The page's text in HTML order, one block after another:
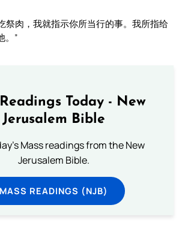
祭肉，我就指示你所当行的事。我所指给
。”
Today - New
Jerusalem Bible
Mass readings from the New
Jerusalem Bible.
MASS READINGS (NJB)